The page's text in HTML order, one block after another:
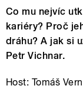
Co mu nejvíc
kariéry? Proč
dráhu? A jak si
Petr Vichnar.
Host: Tomáš